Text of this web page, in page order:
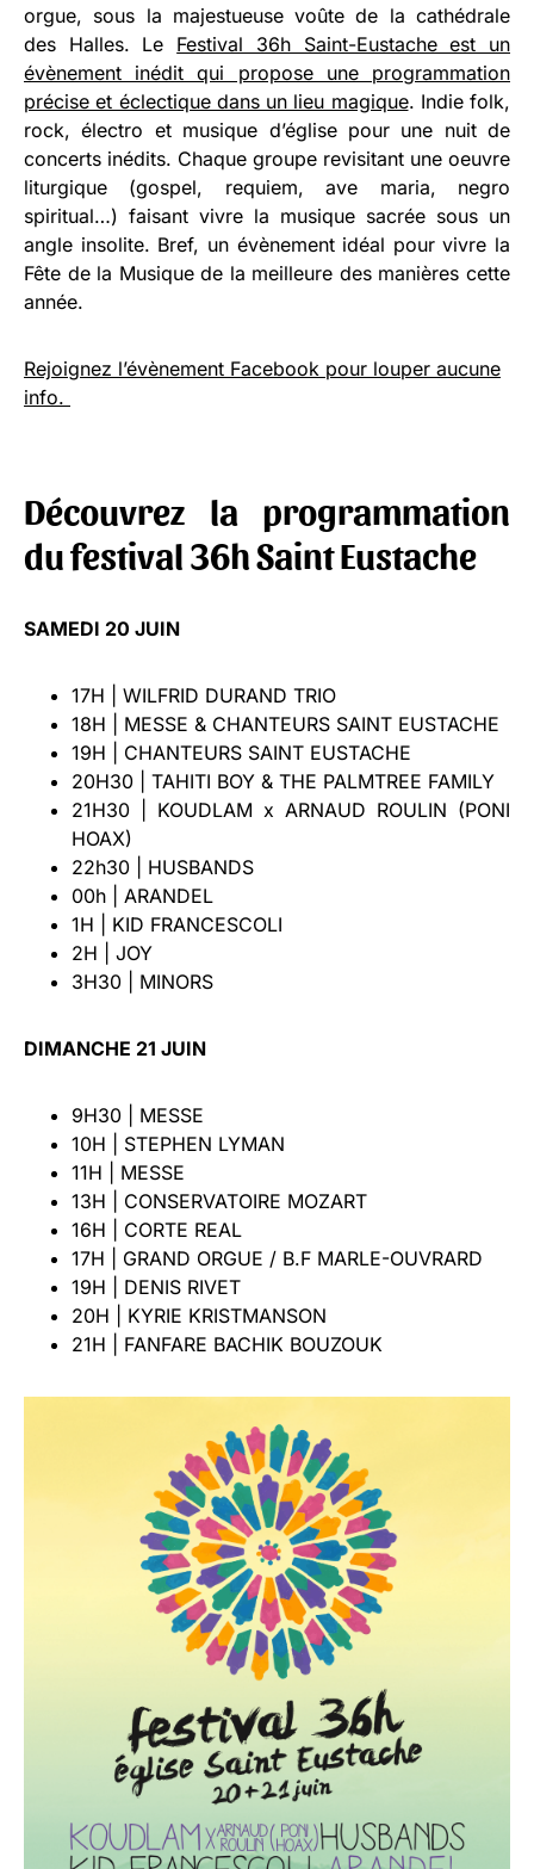
orgue, sous la majestueuse voûte de la cathédrale
des Halles. Le Festival 36h Saint-Eustache est un
évènement inédit qui propose une programmation
précise et éclectique dans un lieu magique. Indie folk,
rock, électro et musique d’église pour une nuit de
concerts inédits. Chaque groupe revisitant une oeuvre
liturgique (gospel, requiem, ave maria, negro
spiritual…) faisant vivre la musique sacrée sous un
angle insolite. Bref, un évènement idéal pour vivre la
Fête de la Musique de la meilleure des manières cette
année.
Rejoignez l’évènement Facebook pour louper aucune
info.
Découvrez la programmation
du festival 36h Saint Eustache
SAMEDI 20 JUIN
17H | WILFRID DURAND TRIO
18H | MESSE & CHANTEURS SAINT EUSTACHE
19H | CHANTEURS SAINT EUSTACHE
20H30 | TAHITI BOY & THE PALMTREE FAMILY
21H30 | KOUDLAM x ARNAUD ROULIN (PONI
HOAX)
22h30 | HUSBANDS
00h | ARANDEL
1H | KID FRANCESCOLI
2H | JOY
3H30 | MINORS
DIMANCHE 21 JUIN
9H30 | MESSE
10H | STEPHEN LYMAN
11H | MESSE
13H | CONSERVATOIRE MOZART
16H | CORTE REAL
17H | GRAND ORGUE / B.F MARLE-OUVRARD
19H | DENIS RIVET
20H | KYRIE KRISTMANSON
21H | FANFARE BACHIK BOUZOUK